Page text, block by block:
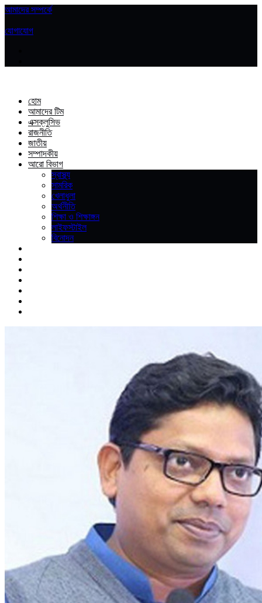
আমাদের সম্পর্কে
যোগাযোগ
হোম
আমাদের টিম
এক্সক্লুসিভ
রাজনীতি
জাতীয়
সম্পাদকীয়
আরো বিভাগ
স্বাস্থ্য
সামরিক
খেলাধুলা
অর্থনীতি
শিক্ষা ও শিক্ষাঙ্গন
লাইফস্টাইল
বিনোদন